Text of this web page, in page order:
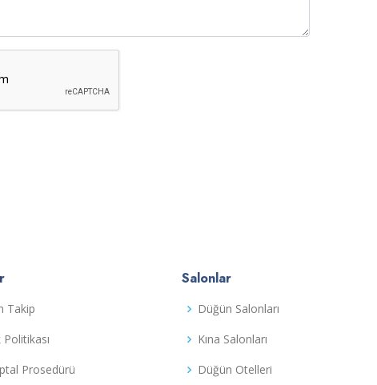
Takip
Politikası
Prosedürü
Salonlar
Düğün Salonları
Kına Salonları
Düğün Otelleri